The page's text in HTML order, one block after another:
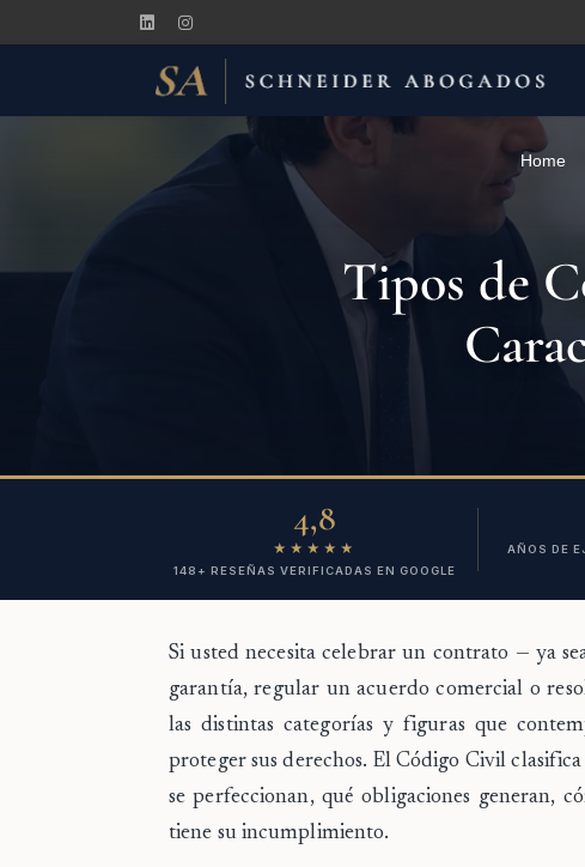
Home
Tipos de
4,8
★★★★★
148+ RESEÑAS VERIFICADAS EN GOOGLE
AÑOS DE
Si usted necesita celebrar un contrato — ya
garantía, regular un acuerdo comercial o
las distintas categorías y figuras que
proteger sus derechos. El Código Civil
se perfeccionan, qué obligaciones generan,
tiene su incumplimiento.